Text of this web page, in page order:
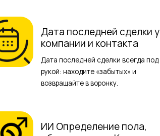
Дата последней сделки у
компании и контакта
Дата последней сделки всегда под
рукой: находите «забытых» и
возвращайте в воронку.
ИИ Определение пола,